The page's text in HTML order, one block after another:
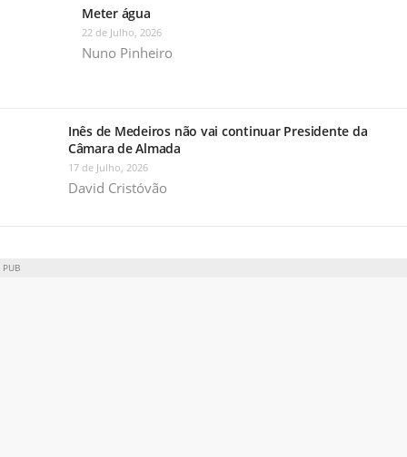
Meter água
22 de Julho, 2026
Nuno Pinheiro
Inês de Medeiros não vai continuar Presidente da
Câmara de Almada
17 de Julho, 2026
David Cristóvão
PUB